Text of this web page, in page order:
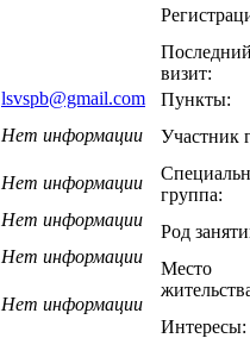
визит:
Пункты:
Участник
группа:
Род
Место
Интересы:
lsvspb@gmail.com
Нет информации
Нет информации
Нет информации
Нет информации
Нет информации